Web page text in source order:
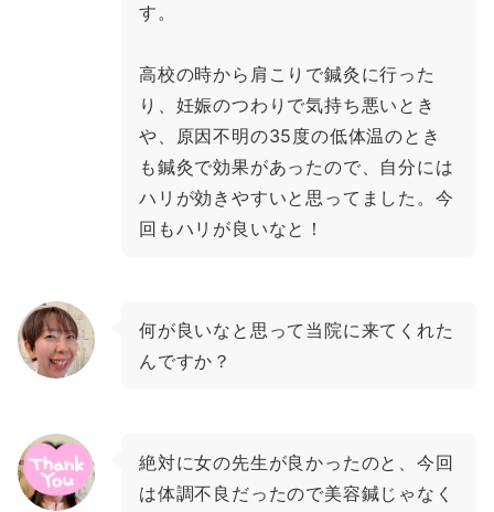
す。
高校の時から肩こりで鍼灸に行った
り、妊娠のつわりで気持ち悪いとき
や、原因不明の35度の低体温のとき
も鍼灸で効果があったので、自分には
ハリが効きやすいと思ってました。今
回もハリが良いなと！
何が良いなと思って当院に来てくれた
んですか？
絶対に女の先生が良かったのと、今回
は体調不良だったので美容鍼じゃなく